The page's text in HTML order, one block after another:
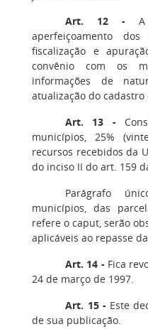
Art. 12 - A
aperfeiçoamento
fiscalização e
convênio com os
informações de
atualização do
Art. 13 -
municípios, 25%
recursos recebidos da
do inciso II do art. 159
Parágrafo
municípios, das
refere o caput, serão
aplicáveis ao repasse
Art. 14 - Fica
24 de março de 1997.
Art. 15 - Este
de sua publicação.